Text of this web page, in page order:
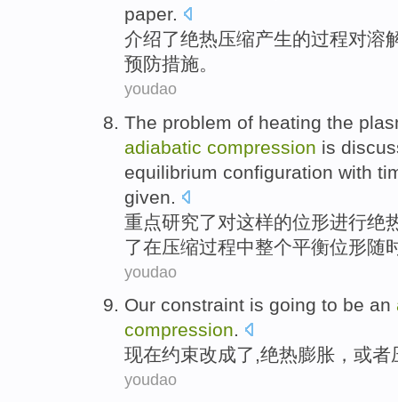
paper.
介绍了绝热压缩产生的过程对溶
预防措施。
youdao
The problem of heating the
adiabatic compression is
equilibrium configuration with
given.
重点研究了对这样的位形进行绝
了在压缩过程中整个平衡位形随
youdao
Our constraint is going to be an
compression.
现在约束改成了,绝热膨胀 ， 或者
youdao